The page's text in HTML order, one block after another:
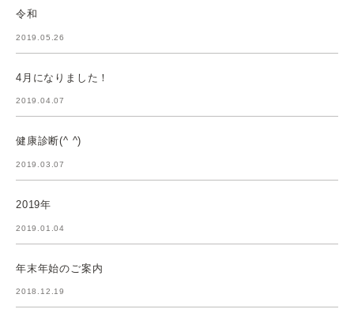
令和
2019.05.26
4月になりました！
2019.04.07
健康診断(^ ^)
2019.03.07
2019年
2019.01.04
年末年始のご案内
2018.12.19